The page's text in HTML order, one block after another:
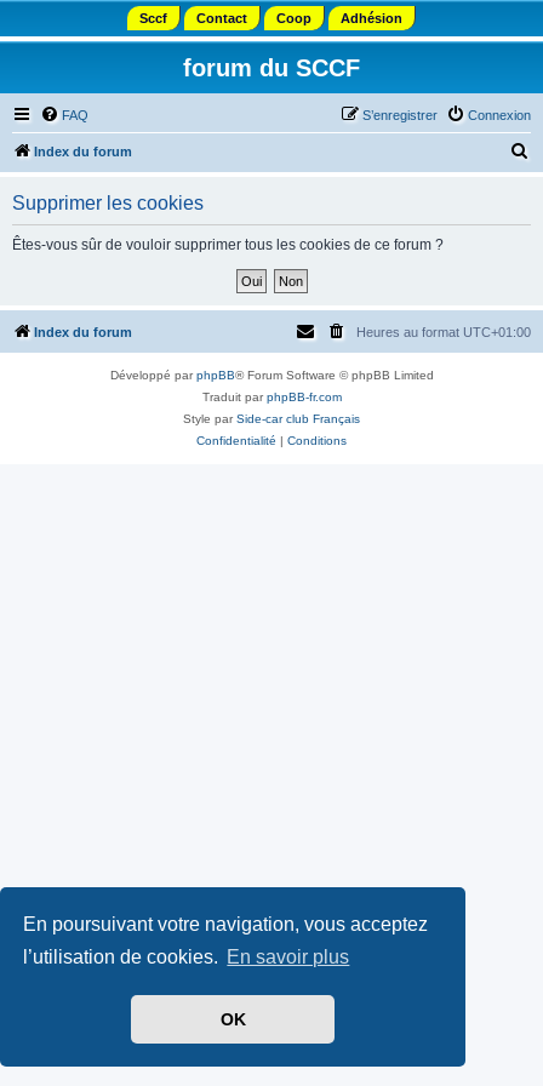
En poursuivant votre navigation, vous acceptez
l’utilisation de cookies. En savoir plus
OK
Sccf Contact Coop Adhésion
forum du SCCF
FAQ Connexion
S’enregistrer
Index du forum
h
Supprimer les cookies
Êtes-vous sûr de vouloir supprimer tous les cookies de ce forum ?
Index du forum Heures au format UTC+01:00
Développé parphpBB® Forum Software © phpBB Limited
Traduit parphpBB-fr.com
Style parSide-car club Français
Confidentialité | Conditions